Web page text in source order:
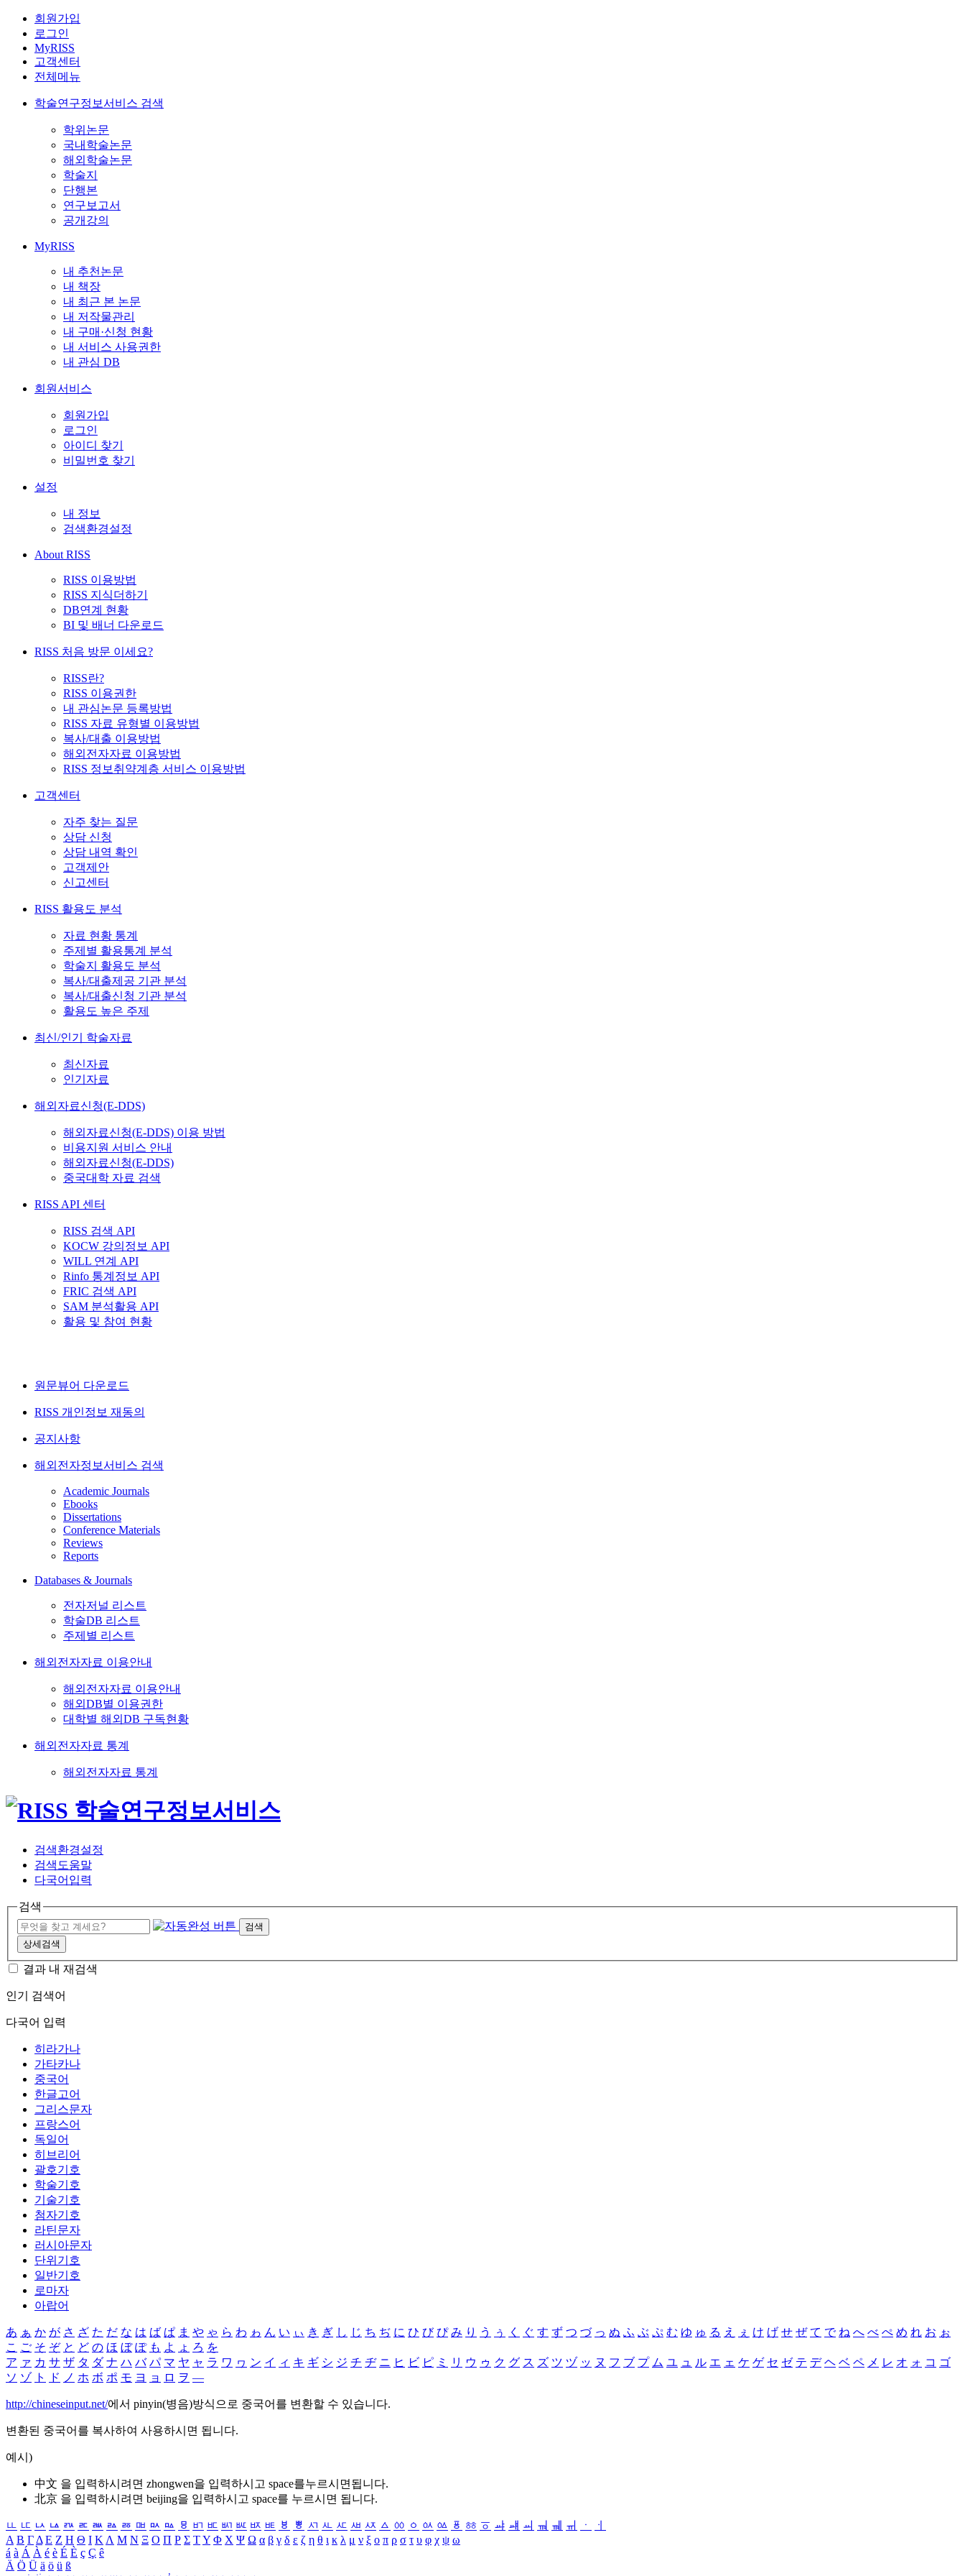
회원가입
로그인
MyRISS
고객센터
전체메뉴
학술연구정보서비스 검색
학위논문
국내학술논문
해외학술논문
학술지
단행본
연구보고서
공개강의
MyRISS
내 추천논문
내 책장
내 최근 본 논문
내 저작물관리
내 구매·신청 현황
내 서비스 사용권한
내 관심 DB
회원서비스
회원가입
로그인
아이디 찾기
비밀번호 찾기
설정
내 정보
검색환경설정
About RISS
RISS 이용방법
RISS 지식더하기
DB연계 현황
BI 및 배너 다운로드
RISS 처음 방문 이세요?
RISS란?
RISS 이용권한
내 관심논문 등록방법
RISS 자료 유형별 이용방법
복사/대출 이용방법
해외전자자료 이용방법
RISS 정보취약계층 서비스 이용방법
고객센터
자주 찾는 질문
상담 신청
상담 내역 확인
고객제안
신고센터
RISS 활용도 분석
자료 현황 통계
주제별 활용통계 분석
학술지 활용도 분석
복사/대출제공 기관 분석
복사/대출신청 기관 분석
활용도 높은 주제
최신/인기 학술자료
최신자료
인기자료
해외자료신청(E-DDS)
해외자료신청(E-DDS) 이용 방법
비용지원 서비스 안내
해외자료신청(E-DDS)
중국대학 자료 검색
RISS API 센터
RISS 검색 API
KOCW 강의정보 API
WILL 연계 API
Rinfo 통계정보 API
FRIC 검색 API
SAM 분석활용 API
활용 및 참여 현황
원문뷰어 다운로드
RISS 개인정보 재동의
공지사항
해외전자정보서비스 검색
Academic Journals
Ebooks
Dissertations
Conference Materials
Reviews
Reports
Databases & Journals
전자저널 리스트
학술DB 리스트
주제별 리스트
해외전자자료 이용안내
해외전자자료 이용안내
해외DB별 이용권한
대학별 해외DB 구독현황
해외전자자료 통계
해외전자자료 통계
검색환경설정
검색도움말
다국어입력
검색
검색
상세검색
결과 내 재검색
인기 검색어
다국어 입력
히라가나
가타카나
중국어
한글고어
그리스문자
프랑스어
독일어
히브리어
괄호기호
학술기호
기술기호
첨자기호
라틴문자
러시아문자
단위기호
일반기호
로마자
아랍어
あ ぁ か が さ ざ た だ な は ば ぱ ま や ゃ ら わ ゎ ん い ぃ き ぎ し じ ち ぢ に ひ び ぴ み り う ぅ く ぐ す ず つ づ っ ぬ ふ ぶ ぷ む ゆ ゅ る え ぇ け げ せ ぜ て で ね へ べ ぺ め れ お ぉ
こ ご そ ぞ と ど の ほ ぼ ぽ も よ ょ ろ を
ア ァ カ サ ザ タ ダ ナ ハ バ パ マ ヤ ャ ラ ワ ヮ ン イ ィ キ ギ シ ジ チ ヂ ニ ヒ ビ ピ ミ リ ウ ゥ ク グ ス ズ ツ ヅ ッ ヌ フ ブ プ ム ユ ュ ル エ ェ ケ ゲ セ ゼ テ デ ヘ ベ ペ メ レ オ ォ コ ゴ
ソ ゾ ト ド ノ ホ ボ ポ モ ヨ ョ ロ ヲ ―
http://chineseinput.net/에서 pinyin(병음)방식으로 중국어를 변환할 수 있습니다.
변환된 중국어를 복사하여 사용하시면 됩니다.
예시)
中文 을 입력하시려면 zhongwen을 입력하시고 space를누르시면됩니다.
北京 을 입력하시려면 beijing을 입력하시고 space를 누르시면 됩니다.
ㅥ ㅦ ㅧ ㅨ ㅩ ㅪ ㅫ ㅬ ㅭ ㅮ ㅯ ㅰ ㅱ ㅲ ㅳ ㅴ ㅵ ㅶ ㅷ ㅸ ㅹ ㅺ ㅻ ㅼ ㅽ ㅾ ㅿ ㆀ ㆁ ㆂ ㆃ ㆄ ㆅ ㆆ ㆇ ㆈ ㆉ ㆊ ㆋ ㆌ ㆍ
ㆎ
Α Β ΓΔ Ε Ζ Η Θ Ι ΚΛ Μ Ν Ξ Ο Π Ρ Σ ΤΥ Φ Χ Ψ Ω α β γ δ ε ζ η θ ι κ λ μ ν ξ ο π ρ σ τ υ φ χ ψ ω
á à Á À é è É È ç Ç ê
Ä Ö Ü ä ö ü ß